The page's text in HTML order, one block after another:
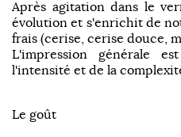
Après agitation dans le
évolution et s'enrichit de
frais (cerise, cerise douce,
L'impression générale
l'intensité et de la
Le goût